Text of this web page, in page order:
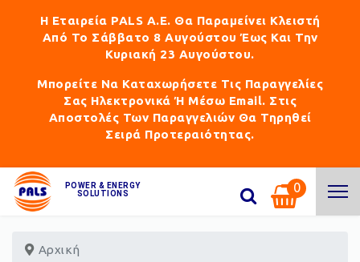
Η Εταιρεία PALS Α.Ε. Θα Παραμείνει Κλειστή
Από Το Σάββατο 8 Αυγούστου Έως Και Την
Κυριακή 23 Αυγούστου.
Μπορείτε Να Καταχωρήσετε Τις Παραγγελίες
Σας Ηλεκτρονικά Ή Μέσω Email. Στις
Αποστολές Των Παραγγελιών Θα Τηρηθεί
Σειρά Προτεραιότητας.
POWER & ENERGY
SOLUTIONS
0
Αρχική